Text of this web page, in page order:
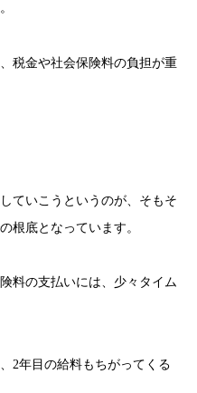
税金や社会保険料の負担が重
ていこうというのが、そもそ
根底となっています。
料の支払いには、少々タイム
2年目の給料もちがってくる